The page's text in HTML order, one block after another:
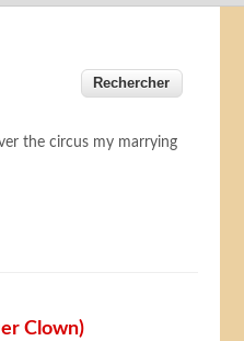
the circus my marrying
Clown)